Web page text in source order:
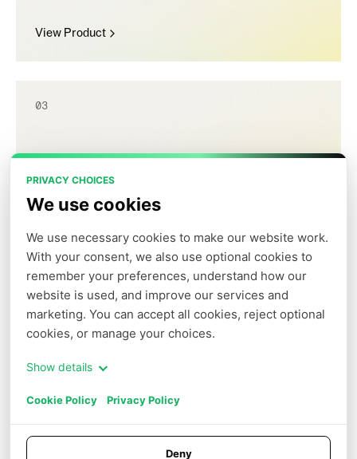
PRIVACY CHOICES
We use cookies
We use necessary cookies to make our website work.
With your consent, we also use optional cookies to
remember your preferences, understand how our
website is used, and improve our services and
marketing. You can accept all cookies, reject optional
cookies, or manage your choices.
Show details
Cookie Policy Privacy Policy
Deny
View Product
03
GPU Instanceでデプロイ
コストを最大50%削減
View Product
04
Agent Sandboxを起動
のランタイムインフラ